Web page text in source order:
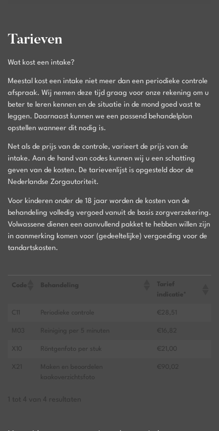
Tarieven
Wat kost een intake?
Meestal kost een intake niet meer dan een periodieke controle
afspraak. Wij nemen deze tijd graag voor onze rekening om u
beter te leren kennen en de situatie in de mond goed vast te
leggen. Daarnaast kunnen we een passend behandelplan
opstellen wanneer dit nodig is.
Net als de prijs van de controle, varieert de prijs van de
intake. Aan de hand van codes kunnen wij u een schatting
geven van de kosten. De tarievenlijst is opgesteld door de
Nederlandse Zorgautoriteit.
Voor kinderen onder de 18 jaar worden de kosten van de
behandeling volledig vergoed vanuit de basis zorgverzekering.
Volwassene dienen een aanvullend pakket te hebben willen zijn
in aanmerking komen voor (gedeeltelijke) vergoeding voor de
tandartskosten.
Code Behandeling
Tarief
indicatie*
C11 Periodieke controle €28,51
M03 Reiniging per 5 minuten
X10 Röntgenfoto per stuk €21,00
X21
Maken en beoordelen
kaakoverzichtsfoto
€90,02
1 tot 4 van 4 resultaten